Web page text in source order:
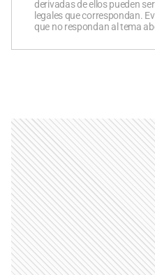
derivadas de ellos pueden
legales que correspondan.
que no respondan al tema